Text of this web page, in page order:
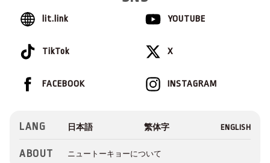
lit.link YOUTUBE
TikTok X
INSTAGRAM
FACEBOOK
LANG
ABOUT ニュートーキョーについて